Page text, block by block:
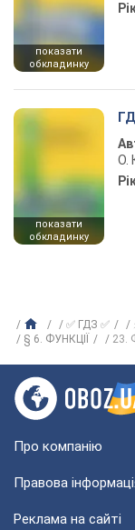
показати
обкладинку
показати
обкладинку
О.
✅ ГДЗ ✅
§ 6. ФУНКЦІЇ
23.
Про компанію
Правова
Реклама на сайті